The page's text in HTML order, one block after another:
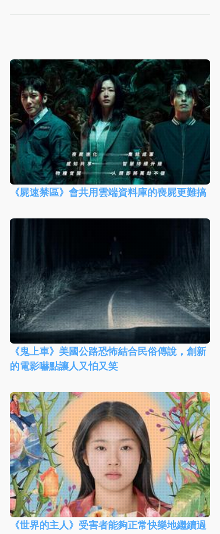
《屍速禁區》會共用雲端資料庫的喪屍更難搞
《鬼上車》美國公路恐怖結合民俗傳說，創新
的電影嚇點讓人又怕又笑
《世界的主人》受害者能夠正常快樂地繼續過